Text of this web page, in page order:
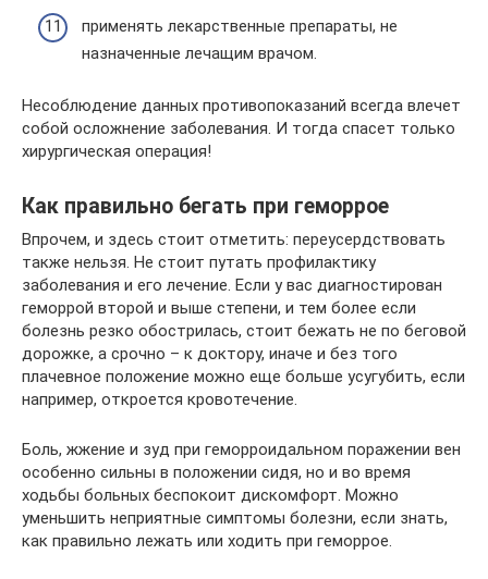
применять лекарственные препараты, не
назначенные лечащим врачом.
Несоблюдение данных противопоказаний всегда влечет
собой осложнение заболевания. И тогда спасет только
хирургическая операция!
Как правильно бегать при геморрое
Впрочем, и здесь стоит отметить: переусердствовать
также нельзя. Не стоит путать профилактику
заболевания и его лечение. Если у вас диагностирован
геморрой второй и выше степени, и тем более если
болезнь резко обострилась, стоит бежать не по беговой
дорожке, а срочно – к доктору, иначе и без того
плачевное положение можно еще больше усугубить, если
например, откроется кровотечение.
Боль, жжение и зуд при геморроидальном поражении вен
особенно сильны в положении сидя, но и во время
ходьбы больных беспокоит дискомфорт. Можно
уменьшить неприятные симптомы болезни, если знать,
как правильно лежать или ходить при геморрое.